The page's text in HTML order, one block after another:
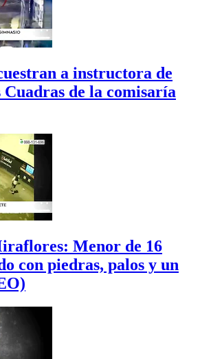
a instructora de
Cuadras de la comisaría
Menor de 16
con piedras, palos y un